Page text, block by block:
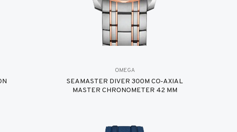
OMEGA
SEAMASTER DIVER 300M CO‑AXIAL
MASTER CHRONOMETER 42 MM